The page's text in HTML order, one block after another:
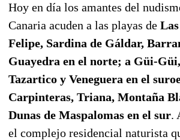
Hoy en día los amantes del
Canaria acuden a las playas de
Felipe, Sardina de Gáldar,
Guayedra en el norte; a Güi-
Tazartico y Veneguera en el
Carpinteras, Triana, Montaña
Dunas de Maspalomas en el sur.
el complejo residencial naturista